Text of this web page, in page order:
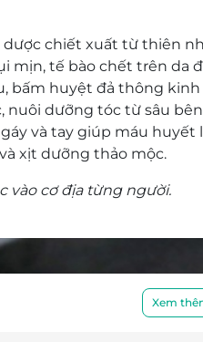
dược chiết xuất từ thiên
mịn, tế bào chết trên da
bấm huyệt đả thông
nuôi dưỡng tóc từ sâu
gáy và tay giúp máu
xịt dưỡng thảo mộc.
vào cơ địa từng người.
Xem